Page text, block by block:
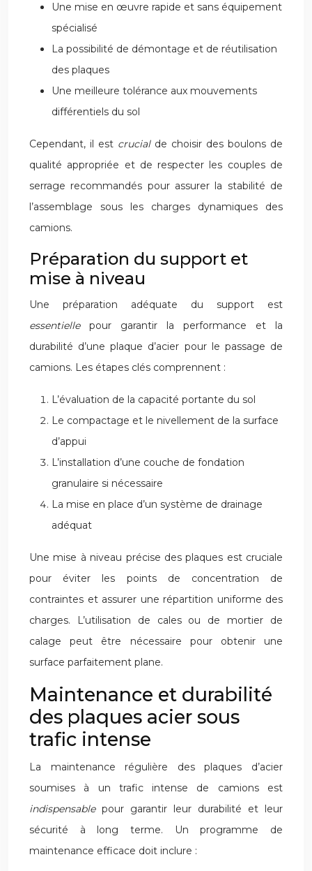
Une mise en œuvre rapide et sans équipement
spécialisé
La possibilité de démontage et de réutilisation
des plaques
Une meilleure tolérance aux mouvements
différentiels du sol
Cependant, il est crucial de choisir des boulons de
qualité appropriée et de respecter les couples de
serrage recommandés pour assurer la stabilité de
l’assemblage sous les charges dynamiques des
camions.
Préparation du support et
mise à niveau
Une préparation adéquate du support est
essentielle pour garantir la performance et la
durabilité d’une plaque d’acier pour le passage de
camions. Les étapes clés comprennent :
L’évaluation de la capacité portante du sol
Le compactage et le nivellement de la surface
d’appui
L’installation d’une couche de fondation
granulaire si nécessaire
La mise en place d’un système de drainage
adéquat
Une mise à niveau précise des plaques est cruciale
pour éviter les points de concentration de
contraintes et assurer une répartition uniforme des
charges. L’utilisation de cales ou de mortier de
calage peut être nécessaire pour obtenir une
surface parfaitement plane.
Maintenance et durabilité
des plaques acier sous
trafic intense
La maintenance régulière des plaques d’acier
soumises à un trafic intense de camions est
indispensable pour garantir leur durabilité et leur
sécurité à long terme. Un programme de
maintenance efficace doit inclure :